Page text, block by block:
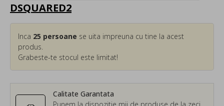
DSQUARED2
Calitate Garantata
Punem la dispozitie mii de produse de la zeci
Inca 25 persoane se uita impreuna cu tine la acest
produs.
Grabeste-te stocul este limitat!